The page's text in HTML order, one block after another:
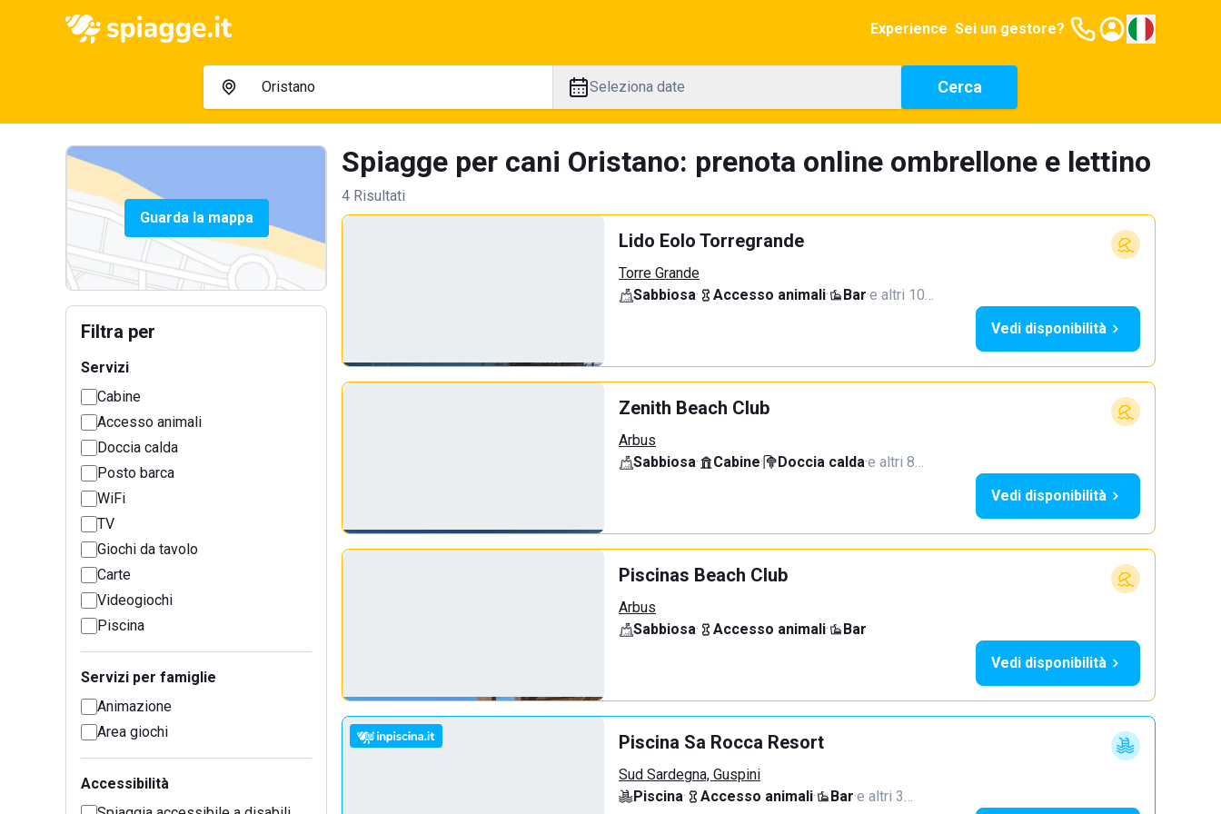
Experience Sei un gestore?
Seleziona date Cerca
Guarda la mappa
Filtra per
Servizi
Cabine
Accesso animali
Doccia calda
Posto barca
WiFi
TV
Giochi da tavolo
Carte
Videogiochi
Piscina
Servizi per famiglie
Animazione
Area giochi
Accessibilità
Spiagge per cani Oristano: prenota online ombrellone e lettino
4 Risultati
Lido Eolo Torregrande
Torre Grande
Sabbiosa· Accesso animali· Bar·e altri 10…
Vedi disponibilità
Zenith Beach Club
Arbus
Sabbiosa· Cabine· Doccia calda·e altri 8…
Vedi disponibilità
Piscinas Beach Club
Arbus
Sabbiosa· Accesso animali·
Bar
Vedi disponibilità
Piscina Sa Rocca Resort
Sud Sardegna, Guspini
Piscina· Accesso animali· Bar·e altri 3…